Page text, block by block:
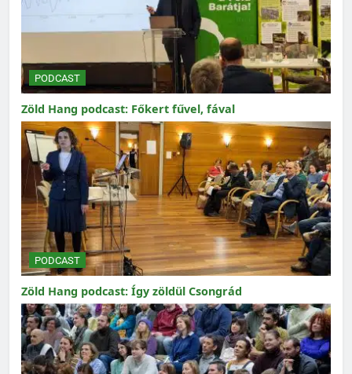
PODCAST
Zöld Hang podcast: Főkert fűvel, fával
PODCAST
Zöld Hang podcast: Így zöldül Csongrád